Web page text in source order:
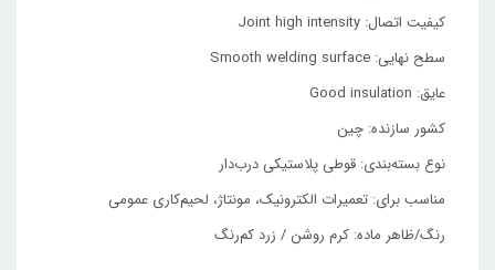
کیفیت اتصال: Joint high intensity
سطح نهایی: Smooth welding surface
عایق: Good insulation
کشور سازنده: چین
نوع بسته‌بندی: قوطی پلاستیکی درب‌دار
مناسب برای: تعمیرات الکترونیک، مونتاژ، لحیم‌کاری عمومی
رنگ/ظاهر ماده: کرم روشن / زرد کم‌رنگ